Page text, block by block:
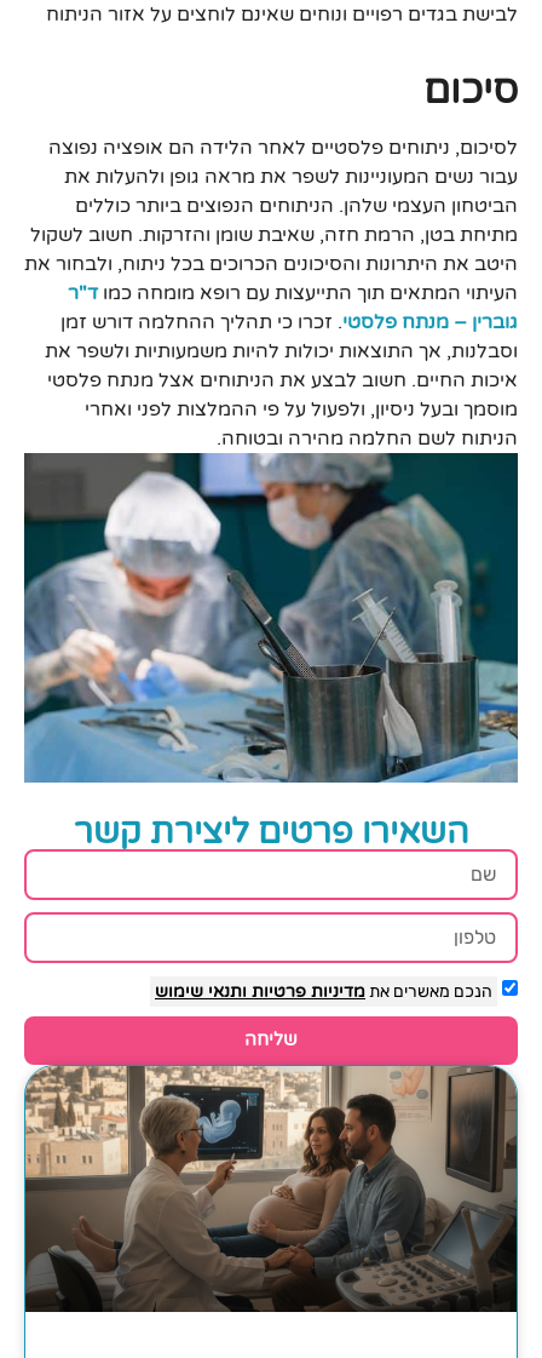
לבישת בגדים רפויים ונוחים שאינם לוחצים על אזור הניתוח
סיכום
לסיכום, ניתוחים פלסטיים לאחר הלידה הם אופציה נפוצה
עבור נשים המעוניינות לשפר את מראה גופן ולהעלות את
הביטחון העצמי שלהן. הניתוחים הנפוצים ביותר כוללים
מתיחת בטן, הרמת חזה, שאיבת שומן והזרקות. חשוב לשקול
היטב את היתרונות והסיכונים הכרוכים בכל ניתוח, ולבחור את
העיתוי המתאים תוך התייעצות עם רופא מומחה כמוד"ר
גוברין – מנתח פלסטי. זכרו כי תהליך ההחלמה דורש זמן
וסבלנות, אך התוצאות יכולות להיות משמעותיות ולשפר את
איכות החיים. חשוב לבצע את הניתוחים אצל מנתח פלסטי
מוסמך ובעל ניסיון, ולפעול על פי ההמלצות לפני ואחרי
הניתוח לשם החלמה מהירה ובטוחה.
השאירו פרטים ליצירת קשר
הנכם מאשרים אתמדיניות פרטיות ותנאי שימוש
שליחה